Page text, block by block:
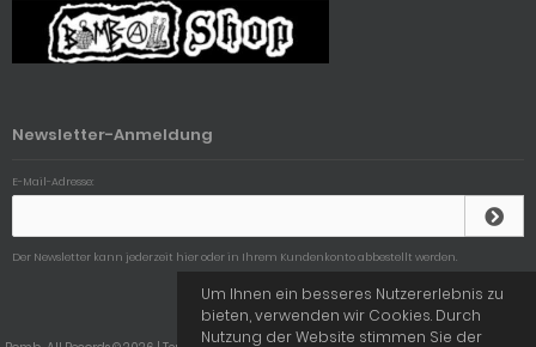
Newsletter-Anmeldung
E-Mail-Adresse:
Der Newsletter kann jederzeit hier oder in Ihrem Kundenkonto abbestellt werden.
Um Ihnen ein besseres Nutzererlebnis zu
bieten, verwenden wir Cookies. Durch
Nutzung der Website stimmen Sie der